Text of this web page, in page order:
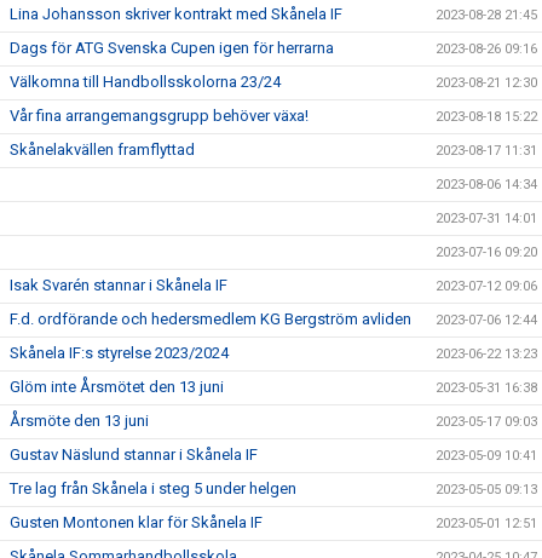
Lina Johansson skriver kontrakt med Skånela IF 2023-08-28 21:45
Dags för ATG Svenska Cupen igen för herrarna 2023-08-26 09:16
Välkomna till Handbollsskolorna 23/24 2023-08-21 12:30
Vår fina arrangemangsgrupp behöver växa! 2023-08-18 15:22
Skånelakvällen framflyttad 2023-08-17 11:31
2023-08-06 14:34
2023-07-31 14:01
2023-07-16 09:20
Isak Svarén stannar i Skånela IF 2023-07-12 09:06
F.d. ordförande och hedersmedlem KG Bergström avliden 2023-07-06 12:44
Skånela IF:s styrelse 2023/2024 2023-06-22 13:23
Glöm inte Årsmötet den 13 juni 2023-05-31 16:38
Årsmöte den 13 juni 2023-05-17 09:03
Gustav Näslund stannar i Skånela IF 2023-05-09 10:41
Tre lag från Skånela i steg 5 under helgen 2023-05-05 09:13
Gusten Montonen klar för Skånela IF 2023-05-01 12:51